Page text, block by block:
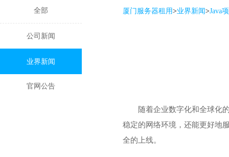
全部
公司新闻
业界新闻
官网公告
厦门服务器租用>业界新闻>Java
随着企业数字化和全球化
稳定的网络环境，还能更好地
全的上线。